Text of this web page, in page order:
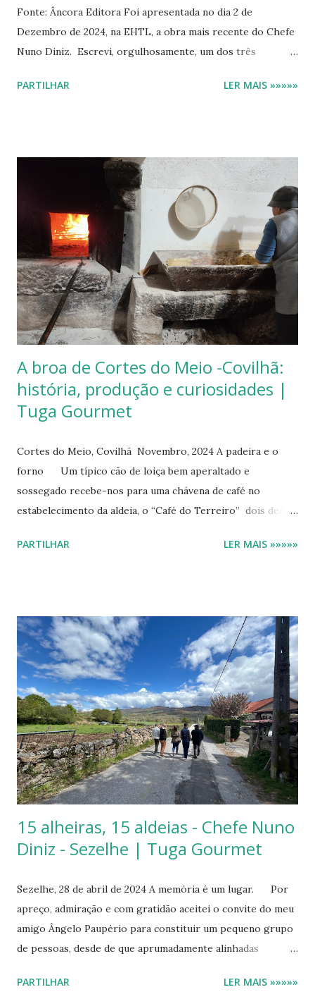
Fonte: Âncora Editora Foi apresentada no dia 2 de
Dezembro de 2024, na EHTL, a obra mais recente do Chefe
Nuno Diniz. Escrevi, orgulhosamente, um dos três
Avillez. A inquietude do pensamento ou a materialização da
melhor solução é comprar. Chefe para uns, Professor para
outros. Na comunidade sempre foi acarinhado, venerado.
Fora, nunca unânime, muito menos compreendido, mas
sempre coerente, feliz e orgulhoso do seu percurso (e com
razões para tal). Este conjunto de perguntas e respostas
que se faz publicar não são sobre o livro, mas sobre o
homem, sobre a vida, sobre a história, sobre o presente ou
então sobre tudo. A melhor solução é ler. Durante o
período Romano os subprodutos da uva, do mel, do ól...
PARTILHAR LER MAIS »»»»»
A broa de Cortes do Meio -Covilhã:
história, produção e curiosidades |
Tuga Gourmet
Cortes do Meio, Covilhã Novembro, 2024 A padeira e o
forno Um típico cão de loiça bem aperaltado e
sossegado recebe-nos para uma chávena de café no
estabelecimento da aldeia, o “Café do Terreiro” dois dedos
inusitadamente, um tipo de pão que desconhecia - a broa
dormiam, o relógio da capela marcava as três horas em
ponto e já descíamos ladeira abaixo, guiados por uma
pequena lanterna e pela esperança de encontrar a padeira
da aldeia no seu labor. As ruas da madrugada A
calçada irregular não permite distrações, ainda que por
vezes se possa levantar o olhar e perceber que ainda há
fumo em algumas chaminés. Um ou outro cão ladrando,
desconfiados à nossa passagem. Não é uma pada...
PARTILHAR LER MAIS »»»»»
15 alheiras, 15 aldeias - Chefe Nuno
Diniz - Sezelhe | Tuga Gourmet
Sezelhe, 28 de abril de 2024 A memória é um lugar. Por
apreço, admiração e com gratidão aceitei o convite do meu
amigo Ângelo Paupério para constituir um pequeno grupo
de pessoas, desde de que aprumadamente alinhadas
Constituído o grupo, seguimos juntos para uma viagem de
PARTILHAR LER MAIS »»»»»